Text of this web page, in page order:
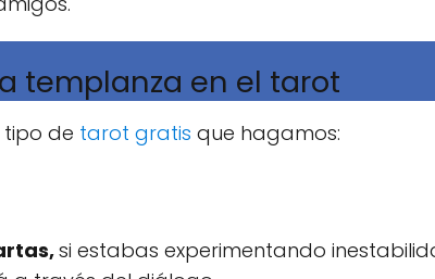
templanza en el tarot
de tarot gratis que hagamos:
si estabas experimentando